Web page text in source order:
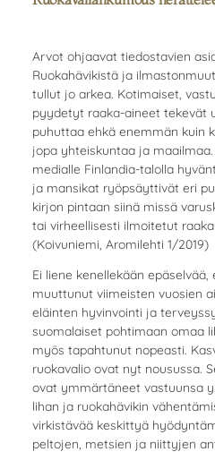
Arvot ohjaavat tiedostavien
Ruokahävikistä ja
tullut jo arkea. Kotimaiset,
pyydetyt raaka-aineet tekevät
puhuttaa ehkä enemmän kuin
jopa yhteiskuntaa ja
medialle Finlandia-talolla
ja mansikat ryöpsäyttivät eri
kirjon pintaan siinä missä
tai virheellisesti ilmoitetut
(Koivuniemi, Aromilehti 1/2019)
Ei liene kenellekään
muuttunut viimeisten vuosien
eläinten hyvinvointi ja
suomalaiset pohtimaan omaa
myös tapahtunut nopeasti.
ruokavalio ovat nyt nousussa.
ovat ymmärtäneet vastuunsa
lihan ja ruokahävikin
virkistävää keskittyä
peltojen, metsien ja niittyjen